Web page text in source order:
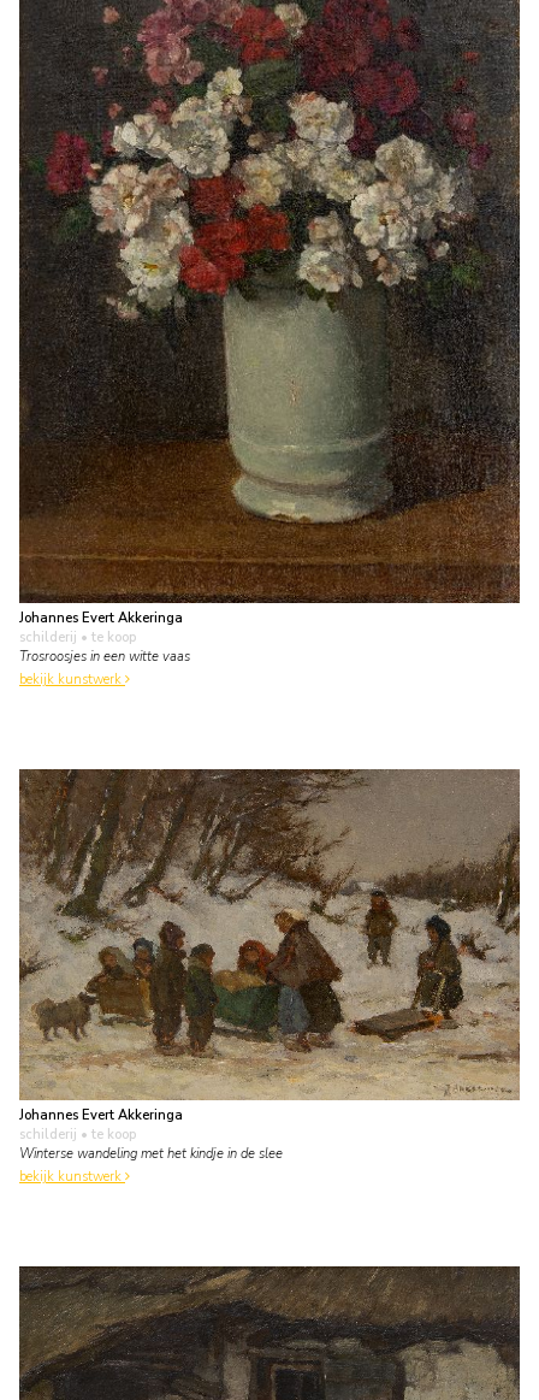
Johannes Evert Akkeringa
schilderij • te koop
Trosroosjes in een witte vaas
bekijk kunstwerk
Johannes Evert Akkeringa
schilderij • te koop
Winterse wandeling met het kindje in de slee
bekijk kunstwerk